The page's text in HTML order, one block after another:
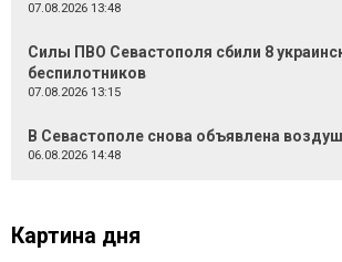
07.08.2026 13:48
Силы ПВО Севастополя сбили 8
беспилотников
07.08.2026 13:15
В Севастополе снова объявлена
06.08.2026 14:48
Картина дня